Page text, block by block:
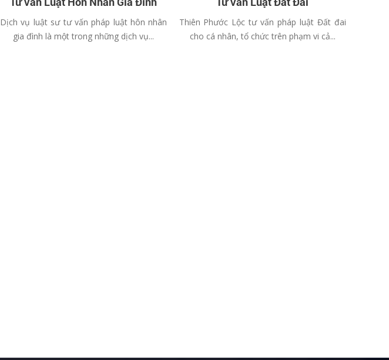
Dịch vụ luật sư tư vấn pháp luật hôn nhân
gia đình là một trong những dịch vụ...
Thiên Phước Lộc tư vấn pháp luật Đất đai
cho cá nhân, tổ chức trên phạm vi cả...